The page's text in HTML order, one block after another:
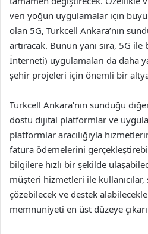
veri yoğun uygulamalar için
olan 5G, Turkcell Ankara’nın
artıracak. Bunun yanı sıra, 5G
İnterneti) uygulamaları da daha
şehir projeleri için önemli bir
Turkcell Ankara’nın sunduğu
dostu dijital platformlar ve
platformlar aracılığıyla
fatura ödemelerini
bilgilere hızlı bir şekilde
müşteri hizmetleri ile kullanıcılar,
çözebilecek ve destek
memnuniyeti en üst düzeye